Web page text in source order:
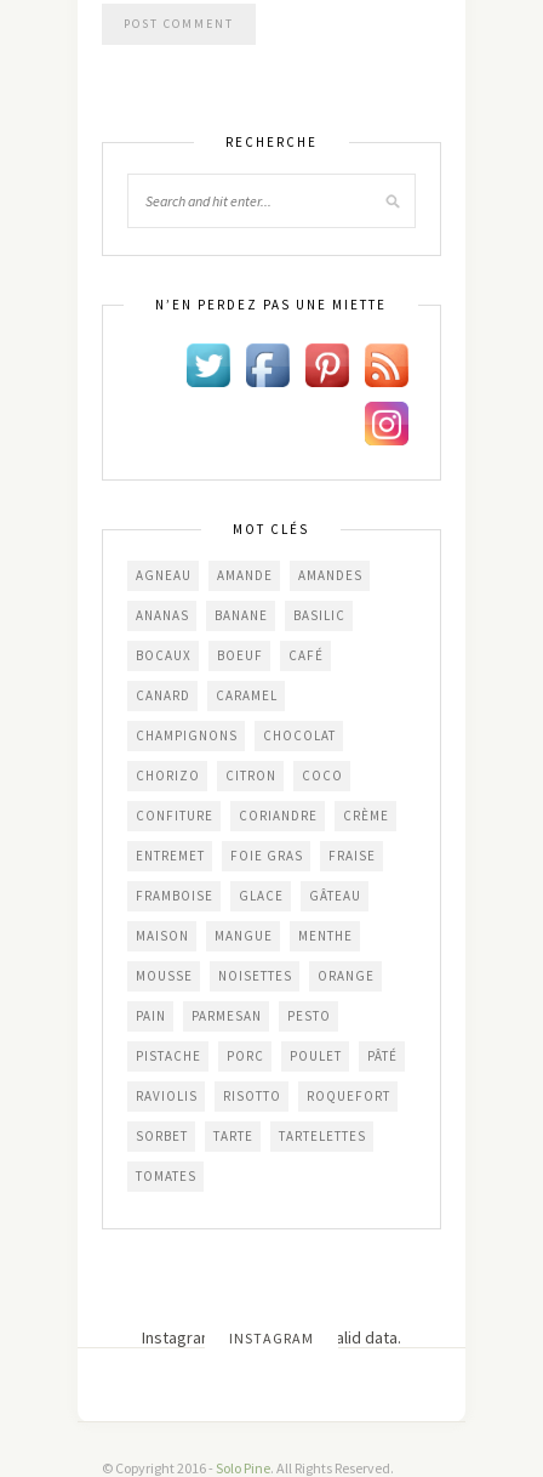
RECHERCHE
N’EN PERDEZ PAS UNE MIETTE
MOT CLÉS
AGNEAU AMANDE AMANDES
ANANAS BANANE BASILIC
BOCAUX BOEUF CAFÉ
CANARD CARAMEL
CHAMPIGNONS CHOCOLAT
CHORIZO CITRON COCO
CONFITURE CORIANDRE CRÈME
ENTREMET FOIE GRAS FRAISE
FRAMBOISE GLACE GÂTEAU
MAISON MANGUE MENTHE
MOUSSE NOISETTES ORANGE
PAIN PARMESAN PESTO
PISTACHE PORC POULET PÂTÉ
RAVIOLIS RISOTTO ROQUEFORT
SORBET TARTE TARTELETTES
TOMATES
INSTAGRAM
Instagram has returned invalid data.
© Copyright 2016 - Solo Pine. All Rights Reserved.